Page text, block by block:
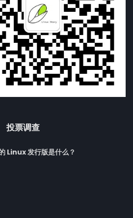
投票调查
Linux 发行版是什么？